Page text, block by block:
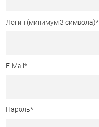
Логин (минимум 3 символа)*
E-Mail *
Пароль*